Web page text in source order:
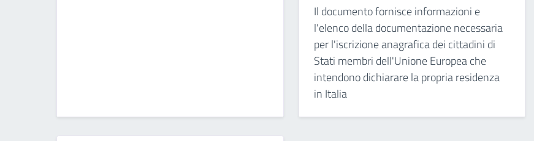
Il documento fornisce informazioni e
l'elenco della documentazione necessaria
per l'iscrizione anagrafica dei cittadini di
Stati membri dell'Unione Europea che
intendono dichiarare la propria residenza
in Italia